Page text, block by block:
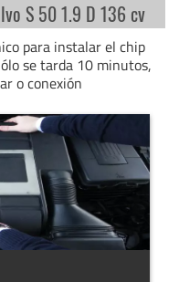
S 50 1.9 D 136 cv
para instalar el chip
se tarda 10 minutos,
o conexión